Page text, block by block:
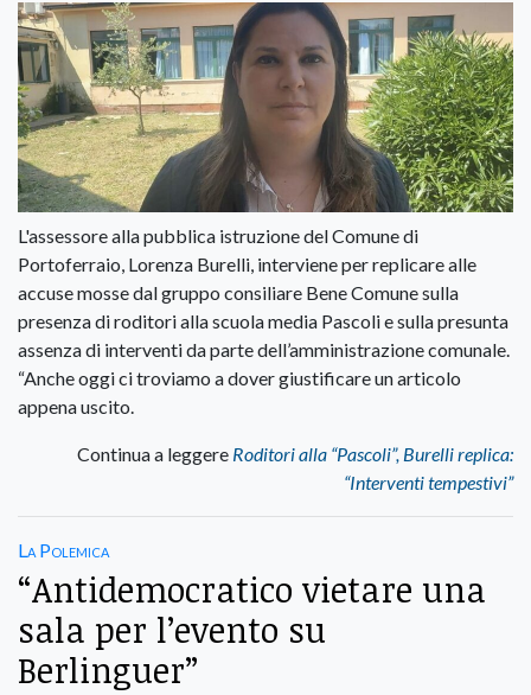
L'assessore alla pubblica istruzione del Comune di
Portoferraio, Lorenza Burelli, interviene per replicare alle
accuse mosse dal gruppo consiliare Bene Comune sulla
presenza di roditori alla scuola media Pascoli e sulla presunta
assenza di interventi da parte dell’amministrazione comunale.
“Anche oggi ci troviamo a dover giustificare un articolo
appena uscito.
Continua a leggere Roditori alla “Pascoli”, Burelli replica:
“Interventi tempestivi”
La Polemica
“Antidemocratico vietare una
sala per l’evento su
Berlinguer”